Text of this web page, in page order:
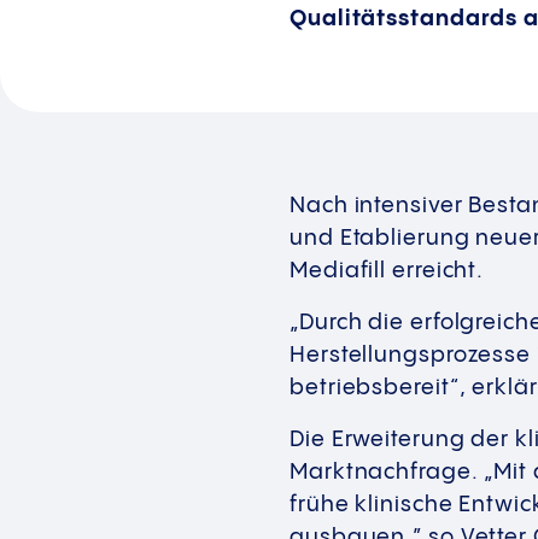
Qualitätsstandards
Nach intensiver
und Etablierung
Mediafill erreicht.
„Durch die
betriebsbereit“,
Die Erweiterung der
Marktnachfrage. „Mit
frühe klinische